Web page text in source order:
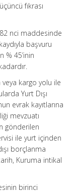
fıkrası
82 nci maddesinde
başvuru
% 45’inin
kargo yolu ile
Yurt Dışı
evrak kayıtlarına
mevzuatı
gönderilen
ile yurt içinden
borçlanma
Kuruma intikal
birinci